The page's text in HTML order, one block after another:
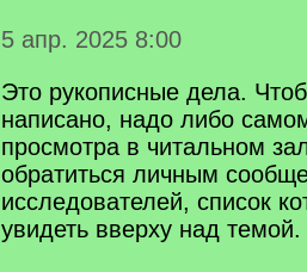
5 апр. 2025 8:00
Это рукописные дела.
написано, надо либо
просмотра в читальном
обратиться личным
исследователей, список
увидеть вверху над темой.